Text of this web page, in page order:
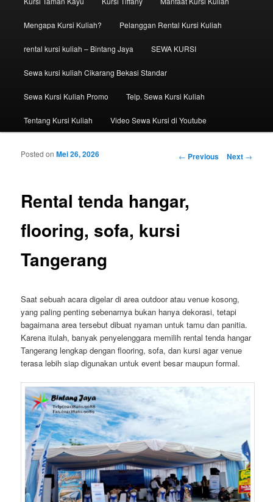
Mengapa Kursi Kuliah? Pelanggan Rental Kursi Kuliah
rental kursi kuliah – Bintang Jaya SEWA KURSI
Sewa kursi kuliah Cikarang Bekasi Standar
Sewa Kursi Kuliah Promo Telp. Sewa Kursi Kuliah
Tentang Kursi Kuliah Video Sewa Kursi di Youtube
Post navigation
← Previous Next →
Rental tenda hangar,
flooring, sofa, kursi
Tangerang
Posted onMei 26, 2026
Saat sebuah acara digelar di area outdoor atau venue kosong,
yang paling penting sebenarnya bukan hanya dekorasi, tetapi
bagaimana area tersebut dibuat nyaman untuk tamu dan panitia.
Karena itulah, banyak penyelenggara memilih rental tenda hangar
Tangerang lengkap dengan flooring, sofa, dan kursi agar venue
terasa lebih siap digunakan untuk event besar maupun formal.